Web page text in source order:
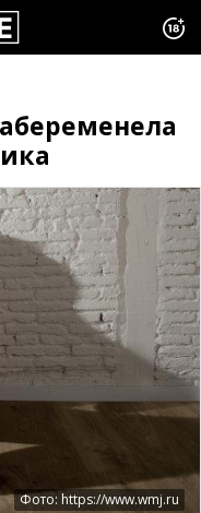
Фото: https://www.wmj.ru